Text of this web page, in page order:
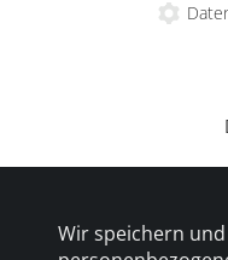
Wir speichern